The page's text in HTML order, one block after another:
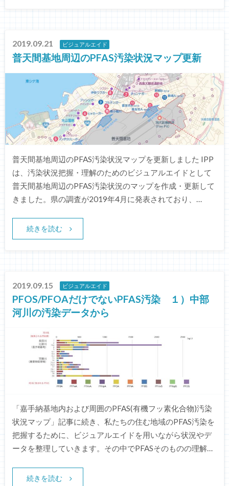
2019.09.21 ビジュアルエイド
普天間基地周辺のPFAS汚染状況マップ更新
普天間基地周辺のPFAS汚染状況マップを更新しました IPP
は、汚染状況把握・理解のためのビジュアルエイドとして
普天間基地周辺のPFAS汚染状況のマップを作成・更新して
きました。県の調査が2019年4月に発表されており、…
続きを読む
2019.09.15 ビジュアルエイド
PFOS/PFOAだけでないPFAS汚染 １）中部
河川の汚染データから
「嘉手納基地内および周囲のPFAS(有機フッ素化合物)汚染
状況マップ」記事に続き、私たちの住む地域のPFAS汚染を
把握するために、ビジュアルエイドを用いながら状況やデ
ータを整理していきます。その中でPFASそのものの理解…
続きを読む